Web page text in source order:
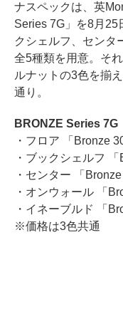
ナスペックは、英
Series 7G」を8月25
クシェルフ、センタ
全5種類を用意。そ
ルナットの3色を揃
通り。
BRONZE Series 7G
・フロア 「Bronze
・ブックシェルフ
・センター 「
・オンウォール 「
・イネーブルド 「
※価格は3色共通